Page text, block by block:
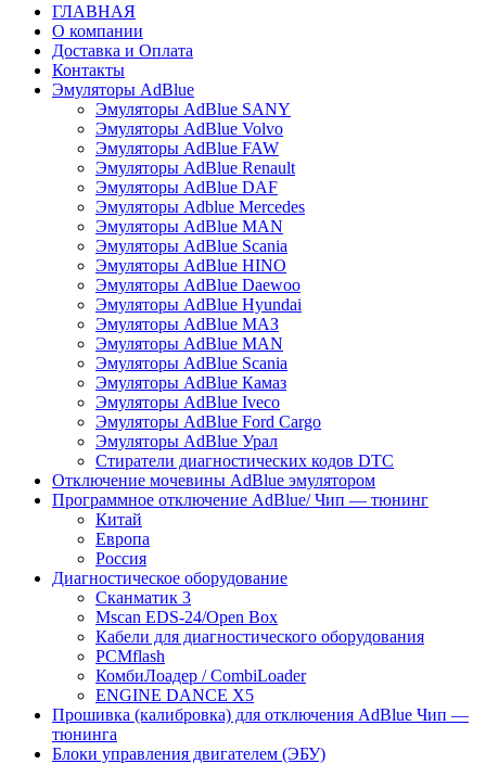
ГЛАВНАЯ
О компании
Доставка и Оплата
Контакты
Эмуляторы AdBlue
Эмуляторы AdBlue SANY
Эмуляторы AdBlue Volvo
Эмуляторы AdBlue FAW
Эмуляторы AdBlue Renault
Эмуляторы AdBlue DAF
Эмуляторы Adblue Mercedes
Эмуляторы AdBlue MAN
Эмуляторы AdBlue Scania
Эмуляторы AdBlue HINO
Эмуляторы AdBlue Daewoo
Эмуляторы AdBlue Hyundai
Эмуляторы AdBlue МАЗ
Эмуляторы AdBlue MAN
Эмуляторы AdBlue Scania
Эмуляторы AdBlue Камаз
Эмуляторы AdBlue Iveco
Эмуляторы AdBlue Ford Cargo
Эмуляторы AdBlue Урал
Стиратели диагностических кодов DTC
Отключение мочевины AdBlue эмулятором
Программное отключение AdBlue/ Чип — тюнинг
Китай
Европа
Россия
Диагностическое оборудование
Сканматик 3
Mscan EDS-24/Open Box
Кабели для диагностического оборудования
PCMflash
КомбиЛоадер / CombiLoader
ENGINE DANCE X5
Прошивка (калибровка) для отключения AdBlue Чип —
тюнинга
Блоки управления двигателем (ЭБУ)